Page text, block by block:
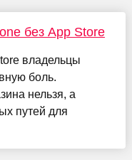
без App Store
владельцы
боль.
нельзя, а
путей для